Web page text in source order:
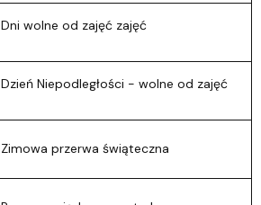
Dni wolne od zajęć zajęć
Dzień Niepodległości - wolne od zajęć
Zimowa przerwa świąteczna